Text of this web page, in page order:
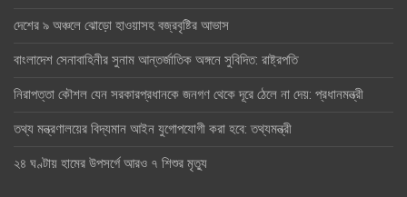
দেশের ৯ অঞ্চলে ঝোড়ো হাওয়াসহ বজ্রবৃষ্টির আভাস
বাংলাদেশ সেনাবাহিনীর সুনাম আন্তর্জাতিক অঙ্গনে সুবিদিত: রাষ্ট্রপতি
নিরাপত্তা কৌশল যেন সরকারপ্রধানকে জনগণ থেকে দূরে ঠেলে না দেয়: প্রধানমন্ত্রী
তথ্য মন্ত্রণালয়ের বিদ্যমান আইন যুগোপযোগী করা হবে: তথ্যমন্ত্রী
২৪ ঘণ্টায় হামের উপসর্গে আরও ৭ শিশুর মৃত্যু